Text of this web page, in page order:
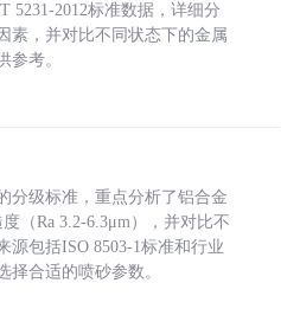
5231-2012标准数据，详细分
素，并对比不同状态下的金属
参考。
分级标准，重点分析了铝合金
（Ra 3.2-6.3μm），并对比不
源包括ISO 8503-1标准和行业
择合适的喷砂参数。